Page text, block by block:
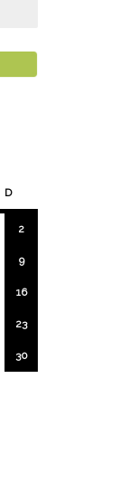
D
2
9
16
23
30